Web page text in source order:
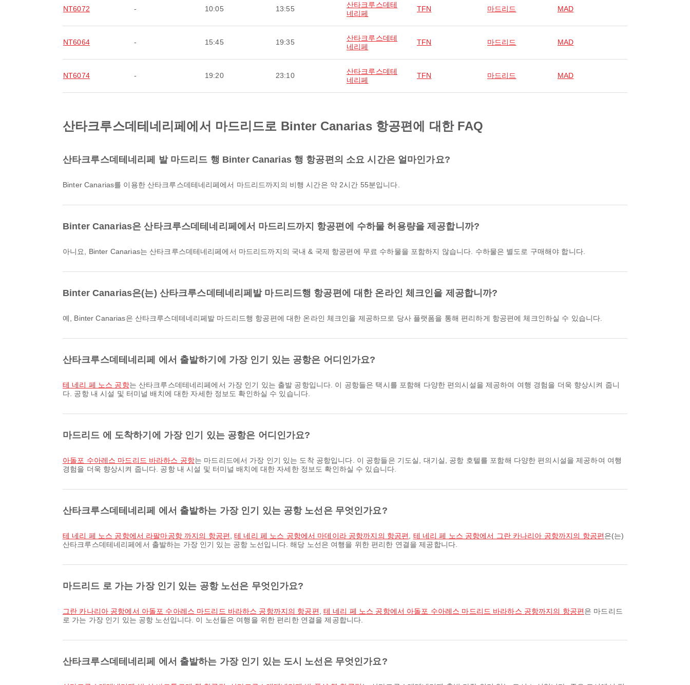
NT6072 - 10:05 13:55
산타크루스데테
네리페
TFN 마드리드 MAD
NT6064 - 15:45 19:35
산타크루스데테
네리페
TFN 마드리드 MAD
NT6074 - 19:20 23:10
산타크루스데테
네리페
TFN 마드리드 MAD
산타크루스데테네리페에서 마드리드로 Binter Canarias 항공편에 대한 FAQ
산타크루스데테네리페 발 마드리드 행 Binter Canarias 행 항공편의 소요 시간은 얼마인가요?
Binter Canarias를 이용한 산타크루스데테네리페에서 마드리드까지의 비행 시간은 약 2시간 55분입니다.
Binter Canarias은 산타크루스데테네리페에서 마드리드까지 항공편에 수하물 허용량을 제공합니까?
아니요, Binter Canarias는 산타크루스데테네리페에서 마드리드까지의 국내 & 국제 항공편에 무료 수하물을 포함하지 않습니다. 수하물은 별도로 구매해야 합니다.
Binter Canarias은(는) 산타크루스데테네리페발 마드리드행 항공편에 대한 온라인 체크인을 제공합니까?
예, Binter Canarias은 산타크루스데테네리페발 마드리드행 항공편에 대한 온라인 체크인을 제공하므로 당사 플랫폼을 통해 편리하게 항공편에 체크인하실 수 있습니다.
산타크루스데테네리페 에서 출발하기에 가장 인기 있는 공항은 어디인가요?
테 네리 페 노스 공항는 산타크루스데테네리페에서 가장 인기 있는 출발 공항입니다. 이 공항들은 택시를 포함해 다양한 편의시설을 제공하여 여행 경험을 더욱 향상시켜 줍니
다. 공항 내 시설 및 터미널 배치에 대한 자세한 정보도 확인하실 수 있습니다.
마드리드 에 도착하기에 가장 인기 있는 공항은 어디인가요?
아돌포 수아레스 마드리드 바라하스 공항는 마드리드에서 가장 인기 있는 도착 공항입니다. 이 공항들은 기도실, 대기실, 공항 호텔를 포함해 다양한 편의시설을 제공하여 여행
경험을 더욱 향상시켜 줍니다. 공항 내 시설 및 터미널 배치에 대한 자세한 정보도 확인하실 수 있습니다.
산타크루스데테네리페 에서 출발하는 가장 인기 있는 공항 노선은 무엇인가요?
테 네리 페 노스 공항에서 라팔마공항 까지의 항공편 ,테 네리 페 노스 공항에서 마데이라 공항까지의 항공편 테 네리 페 노스 공항에서 그란 카나리아 공항까지의 항공편은(는)
산타크루스데테네리페에서 출발하는 가장 인기 있는 공항 노선입니다. 해당 노선은 여행을 위한 편리한 연결을 제공합니다.
마드리드 로 가는 가장 인기 있는 공항 노선은 무엇인가요?
그란 카나리아 공항에서 아돌포 수아레스 마드리드 바라하스 공항까지의 항공편 ,테 네리 페 노스 공항에서 아돌포 수아레스 마드리드 바라하스 공항까지의 항공편은 마드리드
로 가는 가장 인기 있는 공항 노선입니다. 이 노선들은 여행을 위한 편리한 연결을 제공합니다.
산타크루스데테네리페 에서 출발하는 가장 인기 있는 도시 노선은 무엇인가요?